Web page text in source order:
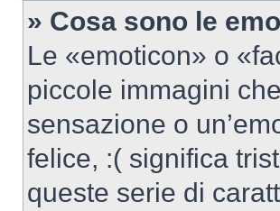
» Cosa sono le
Le «emoticon» o
piccole immagini
sensazione o
felice, :( significa
queste serie di